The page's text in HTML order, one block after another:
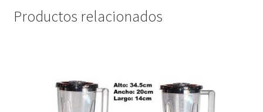
Productos relacionados